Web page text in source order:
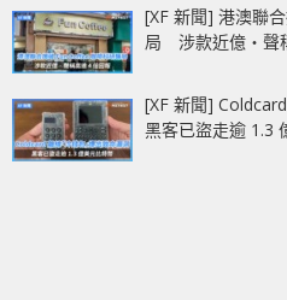
[XF 新聞] 港澳聯
局 涉款近億‧聲
[XF 新聞]
黑客已盜走逾 1.3